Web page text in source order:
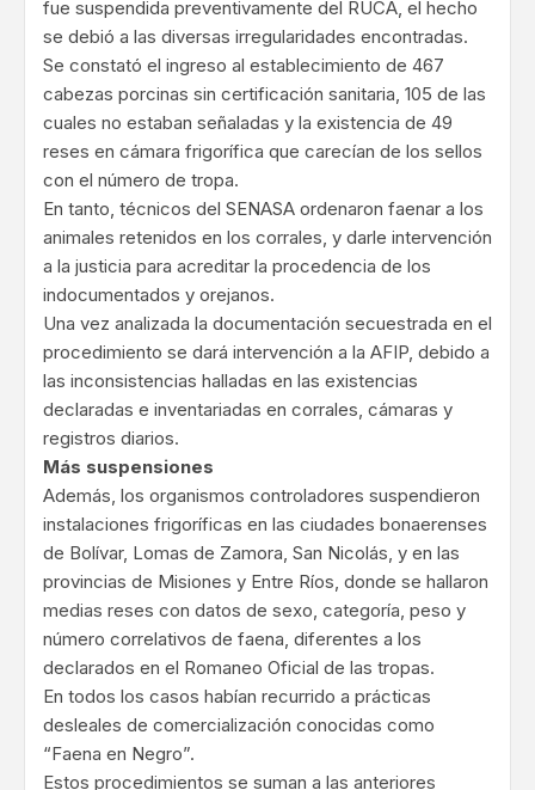
fue suspendida preventivamente del RUCA, el hecho
se debió a las diversas irregularidades encontradas.
Se constató el ingreso al establecimiento de 467
cabezas porcinas sin certificación sanitaria, 105 de las
cuales no estaban señaladas y la existencia de 49
reses en cámara frigorífica que carecían de los sellos
con el número de tropa.
En tanto, técnicos del SENASA ordenaron faenar a los
animales retenidos en los corrales, y darle intervención
a la justicia para acreditar la procedencia de los
indocumentados y orejanos.
Una vez analizada la documentación secuestrada en el
procedimiento se dará intervención a la AFIP, debido a
las inconsistencias halladas en las existencias
declaradas e inventariadas en corrales, cámaras y
registros diarios.
Más suspensiones
Además, los organismos controladores suspendieron
instalaciones frigoríficas en las ciudades bonaerenses
de Bolívar, Lomas de Zamora, San Nicolás, y en las
provincias de Misiones y Entre Ríos, donde se hallaron
medias reses con datos de sexo, categoría, peso y
número correlativos de faena, diferentes a los
declarados en el Romaneo Oficial de las tropas.
En todos los casos habían recurrido a prácticas
desleales de comercialización conocidas como
“Faena en Negro”.
Estos procedimientos se suman a las anteriores